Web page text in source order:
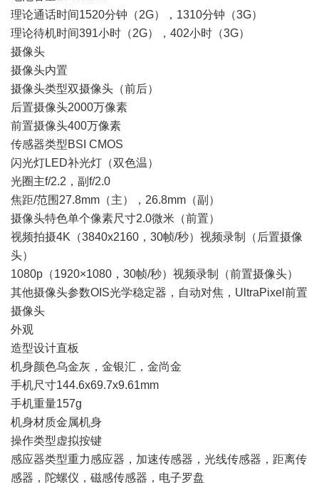
理论通话时间1520分钟（2G），1310分钟（3G）
理论待机时间391小时（2G），402小时（3G）
摄像头
摄像头内置
摄像头类型双摄像头（前后）
后置摄像头2000万像素
前置摄像头400万像素
传感器类型BSI CMOS
闪光灯LED补光灯（双色温）
光圈主f/2.2，副f/2.0
焦距/范围27.8mm（主），26.8mm（副）
摄像头特色单个像素尺寸2.0微米（前置）
视频拍摄4K（3840x2160，30帧/秒）视频录制（后置摄像
头）
1080p（1920×1080，30帧/秒）视频录制（前置摄像头）
其他摄像头参数OIS光学稳定器，自动对焦，UltraPixel前置
摄像头
外观
造型设计直板
机身颜色乌金灰，金银汇，金尚金
手机尺寸144.6x69.7x9.61mm
手机重量157g
机身材质金属机身
操作类型虚拟按键
感应器类型重力感应器，加速传感器，光线传感器，距离传
感器，陀螺仪，磁感传感器，电子罗盘